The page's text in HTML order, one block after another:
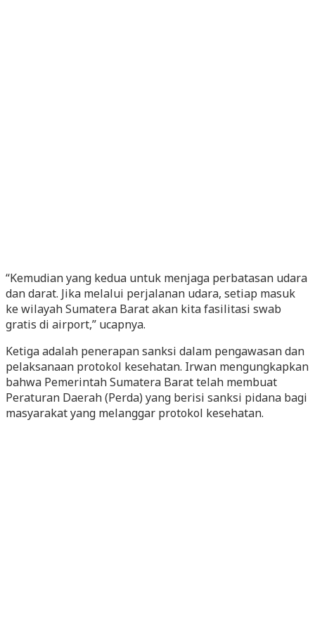
“Kemudian yang kedua untuk menjaga perbatasan udara
dan darat. Jika melalui perjalanan udara, setiap masuk
ke wilayah Sumatera Barat akan kita fasilitasi swab
gratis di airport,” ucapnya.
Ketiga adalah penerapan sanksi dalam pengawasan dan
pelaksanaan protokol kesehatan. Irwan mengungkapkan
bahwa Pemerintah Sumatera Barat telah membuat
Peraturan Daerah (Perda) yang berisi sanksi pidana bagi
masyarakat yang melanggar protokol kesehatan.